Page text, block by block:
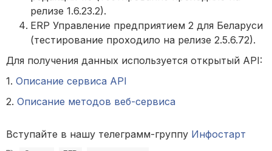
релизе 1.6.23.2).
ERP Управление предприятием 2 для Беларуси
(тестирование проходило на релизе 2.5.6.72).
Для получения данных используется открытый API:
1. Описание сервиса API
2. Описание методов веб-сервиса
Вступайте в нашу телеграмм-группу Инфостарт